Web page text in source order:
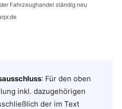
Fahrzeughandel ständig neu
: Für den oben
inkl. dazugehörigen
der im Text